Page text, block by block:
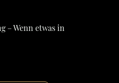
– Wenn etwas in